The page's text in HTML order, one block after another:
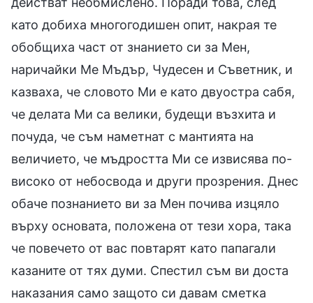
като добиха многогодишен опит, накрая те
обобщиха част от знанието си за Мен,
наричайки Ме Мъдър, Чудесен и Съветник, и
казваха, че словото Ми е като двуостра сабя,
че делата Ми са велики, будещи възхита и
почуда, че съм наметнат с мантията на
величието, че мъдростта Ми се извисява по-
високо от небосвода и други прозрения. Днес
обаче познанието ви за Мен почива изцяло
върху основата, положена от тези хора, така
че повечето от вас повтарят като папагали
казаните от тях думи. Спестил съм ви доста
наказания само защото си давам сметка